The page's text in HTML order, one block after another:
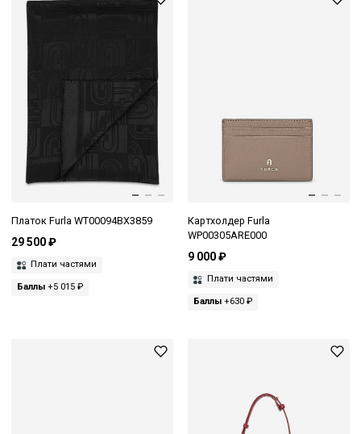
Платок Furla WT00094BX3859
29 500 ₽
Плати частями
Баллы +5 015 ₽
Картхолдер Furla
WP00305ARE000
9 000 ₽
Плати частями
Баллы+630 ₽